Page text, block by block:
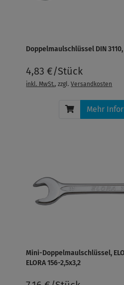
Doppelmaulschlüssel DIN 3110,
4,83 €/Stück
inkl. MwSt., zzgl.Versandkosten
Mehr
Mini-Doppelmaulschlüssel,
ELORA 156-2,5x3,2